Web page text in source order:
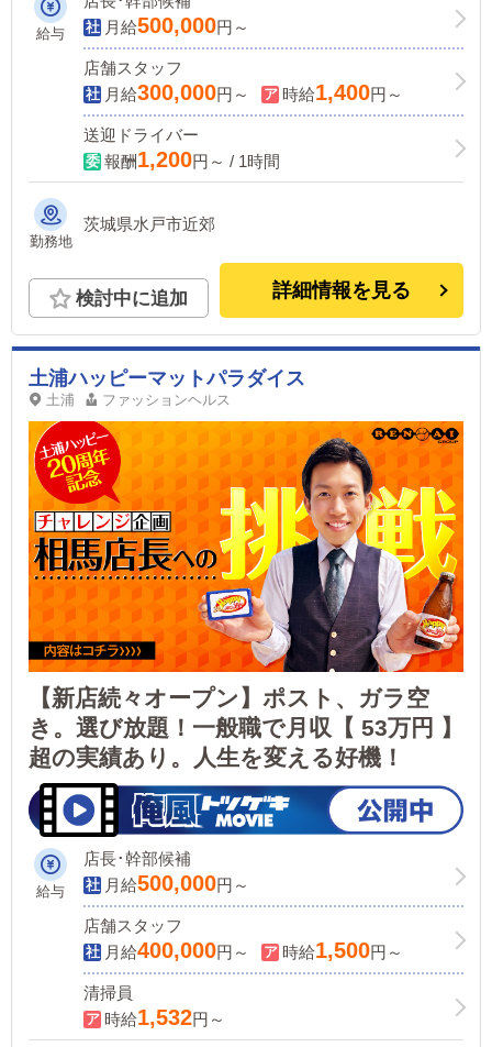
給与
月給500,000円～
店舗スタッフ
月給300,000円～ 時給1,400円～
送迎ドライバー
報酬1,200円～ / 1時間
勤務地
茨城県水戸市近郊
検討中に追加 詳細情報を見る
土浦ハッピーマットパラダイス
土浦 ファッションヘルス
【新店続々オープン】ポスト、ガラ空
き。選び放題！一般職で月収【 53万円 】
超の実績あり。人生を変える好機！
給与
店長･幹部候補
月給500,000円～
店舗スタッフ
月給400,000円～ 時給1,500円～
清掃員
時給1,532円～